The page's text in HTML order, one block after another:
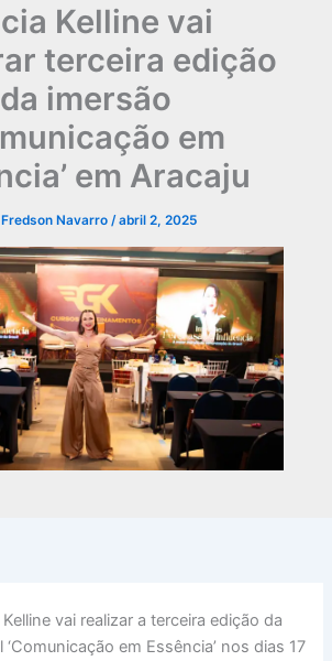
Kelline vai
terceira edição
da imersão
em
em Aracaju
Fredson Navarro /abril 2, 2025
vai realizar a terceira edição da
em Essência’ nos dias 17